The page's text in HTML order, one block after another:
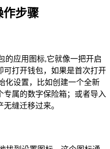
作步骤
的应用图标,它就像一把开启
可打开钱包，如果是首次打开
化设置，比如创建一个全新
属的数字保险箱；或者导入
缝迁移过来。